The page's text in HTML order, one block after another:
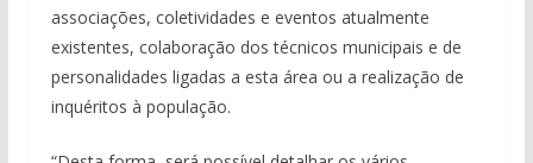
associações, coletividades e eventos atualmente
existentes, colaboração dos técnicos municipais e de
personalidades ligadas a esta área ou a realização de
inquéritos à população.